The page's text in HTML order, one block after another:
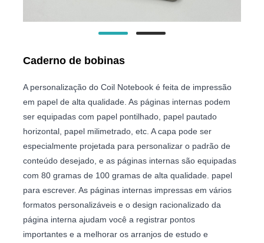
Caderno de bobinas
A personalização do Coil Notebook é feita de impressão
em papel de alta qualidade. As páginas internas podem
ser equipadas com papel pontilhado, papel pautado
horizontal, papel milimetrado, etc. A capa pode ser
especialmente projetada para personalizar o padrão de
conteúdo desejado, e as páginas internas são equipadas
com 80 gramas de 100 gramas de alta qualidade. papel
para escrever. As páginas internas impressas em vários
formatos personalizáveis ​​e o design racionalizado da
página interna ajudam você a registrar pontos
importantes e a melhorar os arranjos de estudo e